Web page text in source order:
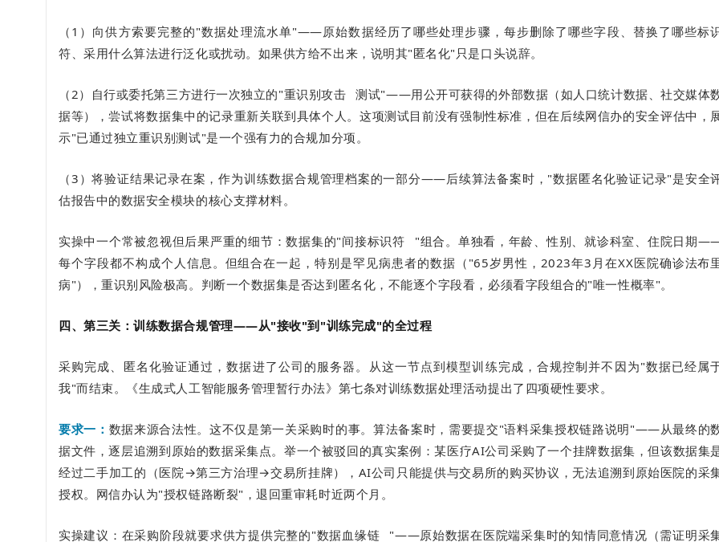
（1）向供方索要完整的"数据处理流水单"——原始数据经历了哪些处理步骤，每步删除了哪些字段、替换了哪些标
符、采用什么算法进行泛化或扰动。如果供方给不出来，说明其"匿名化"只是口头说辞。
（2）自行或委托第三方进行一次独立的"重识别攻击
测试"——用公开可获得的外部数据（如人口统计数据、社交媒体
据等），尝试将数据集中的记录重新关联到具体个人。这项测试目前没有强制性标准，但在后续网信办的安全评估中，
示"已通过独立重识别测试"是一个强有力的合规加分项。
（3）将验证结果记录在案，作为训练数据合规管理档案的一部分——后续算法备案时，"数据匿名化验证记录"是安全
估报告中的数据安全模块的核心支撑材料。
实操中一个常被忽视但后果严重的细节：数据集的"间接标识符
"组合。单独看，年龄、性别、就诊科室、住院日期
每个字段都不构成个人信息。但组合在一起，特别是罕见病患者的数据（"65岁男性，2023年3月在XX医院确诊法布
病"），重识别风险极高。判断一个数据集是否达到匿名化，不能逐个字段看，必须看字段组合的"唯一性概率"。
四、第三关：训练数据合规管理——从"接收"到"训练完成"的全过程
采购完成、匿名化验证通过，数据进了公司的服务器。从这一节点到模型训练完成，合规控制并不因为"数据已经属
我"而结束。《生成式人工智能服务管理暂行办法》第七条对训练数据处理活动提出了四项硬性要求。
要求一： 数据来源合法性。这不仅是第一关采购时的事。算法备案时，需要提交"语料采集授权链路说明"——从最终的
据文件，逐层追溯到原始的数据采集点。举一个被驳回的真实案例：某医疗AI公司采购了一个挂牌数据集，但该数据集
经过二手加工的（医院→第三方治理→交易所挂牌），AI公司只能提供与交易所的购买协议，无法追溯到原始医院的采
授权。网信办认为"授权链路断裂"，退回重审耗时近两个月。
实操建议：在采购阶段就要求供方提供完整的"数据血缘链 "——原始数据在医院端采集时的知情同意情况（需证明采